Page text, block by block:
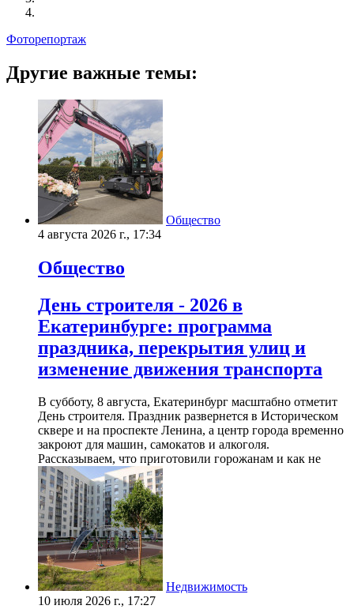
Фоторепортаж
Другие важные темы:
Общество
4 августа 2026 г., 17:34
Общество
День строителя - 2026 в
Екатеринбурге: программа
праздника, перекрытия улиц и
изменение движения транспорта
В субботу, 8 августа, Екатеринбург масштабно отметит
День строителя. Праздник развернется в Историческом
сквере и на проспекте Ленина, а центр города временно
закроют для машин, самокатов и алкоголя.
Рассказываем, что приготовили горожанам и как не
Недвижимость
10 июля 2026 г., 17:27